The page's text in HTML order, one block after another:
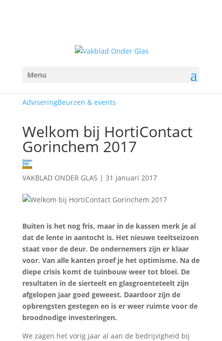
Menu
AdviseringBeurzen & events
Welkom bij HortiContact
Gorinchem 2017
VAKBLAD ONDER GLAS | 31 januari 2017
Buiten is het nog fris, maar in de kassen merk je al
dat de lente in aantocht is. Het nieuwe teeltseizoen
staat voor de deur. De ondernemers zijn er klaar
voor. Van alle kanten proef je het optimisme. Na de
diepe crisis komt de tuinbouw weer tot bloei. De
resultaten in de sierteelt en glasgroenteteelt zijn
afgelopen jaar goed geweest. Daardoor zijn de
opbrengsten gestegen en is er weer ruimte voor de
broodnodige investeringen.
We zagen het vorig jaar al aan de bedrijvigheid bij